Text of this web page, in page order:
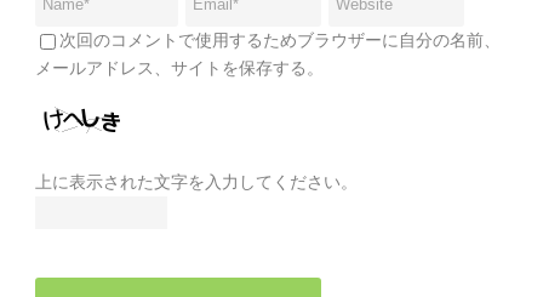
次回のコメントで使用するためブラウザーに自分の名前、
メールアドレス、サイトを保存する。
上に表示された文字を入力してください。